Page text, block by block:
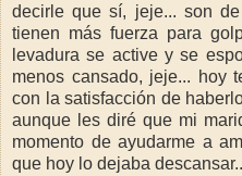
decirle que sí, jeje... son
tienen más fuerza para
levadura se active y se
menos cansado, jeje... hoy
con la satisfacción de
aunque les diré que mi
momento de ayudarme a
que hoy lo dejaba